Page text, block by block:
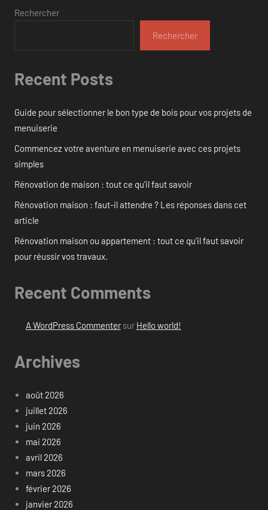
Rechercher
Rechercher
Recent Posts
Guide pour sélectionner le bon type de bois pour vos projets de
menuiserie
Commencez votre aventure en menuiserie avec ces projets
simples
Rénovation de maison : tout ce qu’il faut savoir
Rénovation maison : faut-il attendre ? Les réponses dans cet
article
Rénovation maison ou appartement : tout ce qu’il faut savoir
pour réussir vos travaux.
Recent Comments
A WordPress Commentersur Hello world!
Archives
août 2026
juillet 2026
juin 2026
mai 2026
avril 2026
mars 2026
février 2026
janvier 2026